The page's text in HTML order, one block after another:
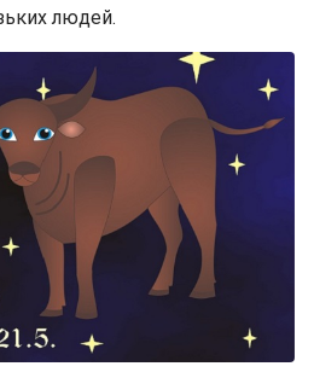
людей.